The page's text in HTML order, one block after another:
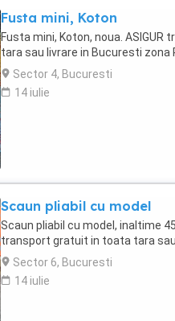
Fusta mini, Koton
Fusta mini, Koton, noua.
tara sau livrare in Bucuresti zona
Sector 4, Bucuresti
14 iulie
Scaun pliabil cu model
Scaun pliabil cu model, inaltime
transport gratuit in toata tara
Sector 6, Bucuresti
14 iulie